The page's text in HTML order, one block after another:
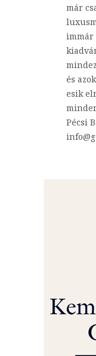
már
immár
és
esik
Pécsi